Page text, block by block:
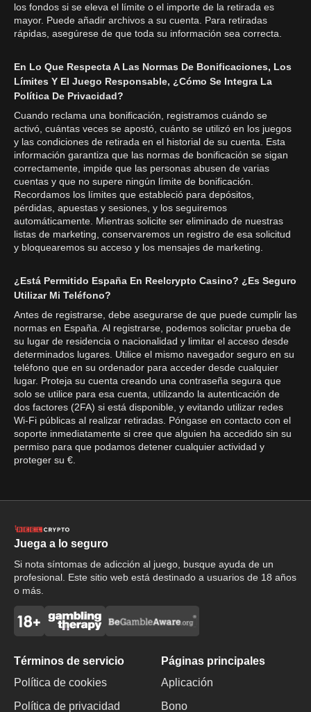
los fondos si se eleva el límite o el importe de la retirada es
mayor. Puede añadir archivos a su cuenta. Para retiradas
rápidas, asegúrese de que toda su información sea correcta.
En Lo Que Respecta A Las Normas De Bonificaciones, Los
Límites Y El Juego Responsable, ¿Cómo Se Integra La
Política De Privacidad?
Cuando reclama una bonificación, registramos cuándo se
activó, cuántas veces se apostó, cuánto se utilizó en los juegos
y las condiciones de retirada en el historial de su cuenta. Esta
información garantiza que las normas de bonificación se sigan
correctamente, impide que las personas abusen de varias
cuentas y que no supere ningún límite de bonificación.
Recordamos los límites que estableció para depósitos,
pérdidas, apuestas y sesiones, y los seguiremos
automáticamente. Mientras solicite ser eliminado de nuestras
listas de marketing, conservaremos un registro de esa solicitud
y bloquearemos su acceso y los mensajes de marketing.
¿Está Permitido España En Reelcrypto Casino? ¿Es Seguro
Utilizar Mi Teléfono?
Antes de registrarse, debe asegurarse de que puede cumplir las
normas en España. Al registrarse, podemos solicitar prueba de
su lugar de residencia o nacionalidad y limitar el acceso desde
determinados lugares. Utilice el mismo navegador seguro en su
teléfono que en su ordenador para acceder desde cualquier
lugar. Proteja su cuenta creando una contraseña segura que
solo se utilice para esa cuenta, utilizando la autenticación de
dos factores (2FA) si está disponible, y evitando utilizar redes
Wi-Fi públicas al realizar retiradas. Póngase en contacto con el
soporte inmediatamente si cree que alguien ha accedido sin su
permiso para que podamos detener cualquier actividad y
proteger su €.
Juega a lo seguro
Si nota síntomas de adicción al juego, busque ayuda de un
profesional. Este sitio web está destinado a usuarios de 18 años
o más.
Términos de servicio
Política de cookies
Política de privacidad
Páginas principales
Aplicación
Bono